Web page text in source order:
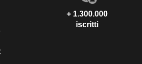
+ 1.300.000
iscritti